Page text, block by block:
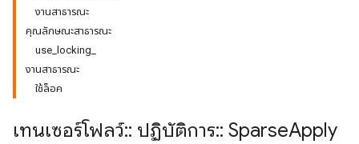
งานสาธารณะ
คุณลักษณะสาธารณะ
use_locking_
งานสาธารณะ
ใช้ล็อค
เทนเซอร์โฟลว์:: ปฏิบัติการ:: SparseApply